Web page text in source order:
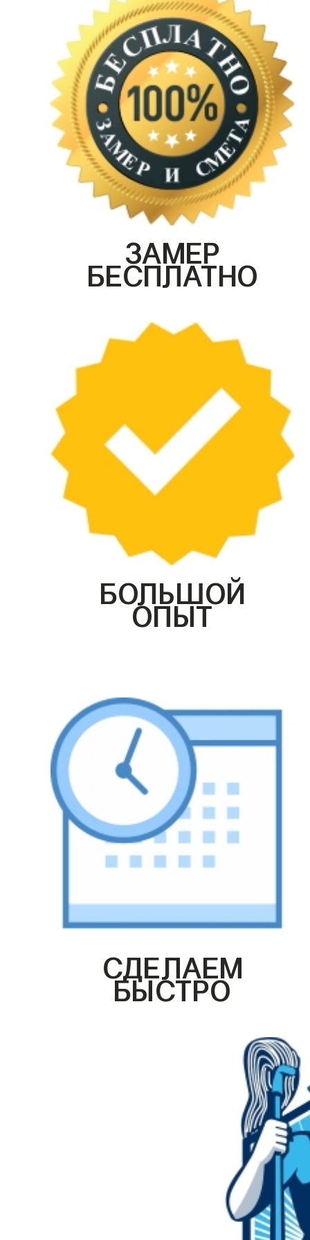
ЗАМЕР
БЕСПЛАТНО
БОЛЬШОЙ
ОПЫТ
СДЕЛАЕМ
БЫСТРО